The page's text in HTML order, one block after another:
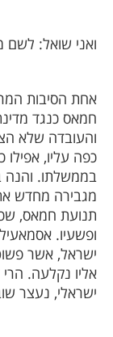
ואני שואל: לשם
אחת הסיבות
חמאס כנגד
והעובדה שלא
כפה עליו,
בממשלתו. והנה
מגבירה מחדש
תנועת חמאס,
ופשעיו.
ישראל, אשר
אליו נקלעה.
ישראלי, נעצר